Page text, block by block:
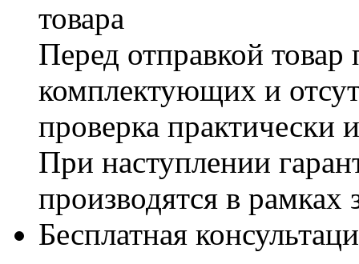
товара
Перед отправкой товар
комплектующих и
проверка практически
При наступлении
производятся в рамках
Бесплатная